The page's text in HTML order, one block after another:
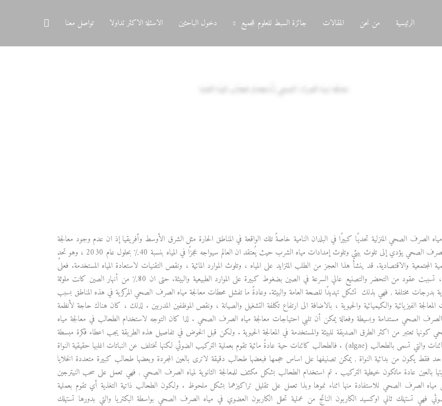
الرئيسية من نحن المقالات جائزة السبط للعلوم للجميع دخول الباحثين الاسئلة الاكثر تداولا تواصل معنا البحث
معالجة مياه الصرف الصحي بأستخدام طحالب المياه العذبة
الصرف الصحي المنزلية تحديًا كبيرًا في البلدان النامية خاصةً تلك الواقعة في المناطق الحارة مثل الشرق الأوسط وأفريقيا إذ ان عدم وجود معالجة
كافية لمياه الصرف الصحي يؤدي إلى تلوث بيئي وتلوث إمدادات مياه الشرب حيث يُعتقد ان العالم سيواجه عجزًا في المياه بنسبة 40٪ بحلول عام 2030 ، وهو تحدٍ
المجتمعية والاقتصادية. قد ينشأ هذا العجز من الطلب المتزايد على المياه ، وتلوث الموارد المائية ، ونقص التقنيات لاستعادة المياه المستخدمة. فعلى
سبيل المثال ، تسببت عقود من التحضر والتصنيع عالي السرعة في الصين بضغوط كبيرة على الموارد الطبيعية والبيئة. حتى ان 80٪ من أنهار الصين كانت ملوثة
بدرجات مختلفة , فهي بذلك تشكل تهديدًا للصحة العامة والبيئة. وعادةً ما تفشل محطات معالجة مياه الصرف الصحي المركزية في هذه المناطق بسبب
المعالجة الفيزيائية والكيميائية والحيوية ، بالاضافة الى ارتفاع تكلفة التشغيل والصيانة ، ونقص الموظفين المدربين . لذلك ، كان هناك حاجة لأنظمة
الصرف الصحي مستدامة وبسيطة وفعالة يمكن أن تلبي احتياجات معالجة مياه الصرف الصحي . لذا كان التوجه لاستخدام الطحالب في معالجة مياه
كونها تعتبر من اكثر الطرق الصديقة للبيئة والمستخدمة في المعالجة الحيوية . ولكن قبل الخوض في تفاصيل هذه الطريقة يجب اعطاء فكرة مبسطة
عن هذه الكائنات والتي تسمى بالطحالب (algae) . فالطحالب كائنات حية عادةً مائية تقوم بعملية التركيب الضوئي لكنها تختلف عن النباتات اغلبها حقيقية النواة
فقط يكون من بدائية النواة , يمكن تصنيفها على اساس حجمها فبعضها طحالب دقيقة لاترى بالعين المجردة وبعضها طحالب كبيرة متعددة الخلايا
بالعين عادة ماتكون خيطية التركيب . تم استخدام الطحالب بشكل مكثف للمعالجة الثانوية لمياه الصرف الصحي , فهي تعمل على سحب النيترجين
مياه الصرف الصحي للاستفادة منها اثناء نموها وبذا تعمل على تقليل تراكيزهما بشكل ملحوظ . ولكون الطحالب ذاتية التغذية أي تقوم بعملية
فهي تستهلك ثاني اوكسيد الكاربون الناتج من عملية تحلل الكاربون العضوي في مياه الصرف الصحي بواسطة البكتريا والتي بدورها تستهلك